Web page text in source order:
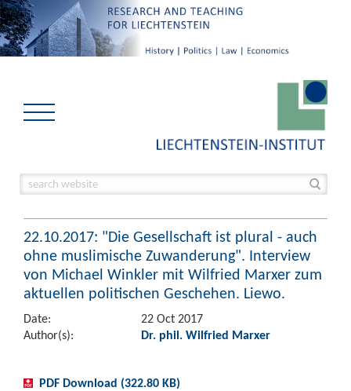
22.10.2017: "Die Gesellschaft ist plural - auch
ohne muslimische Zuwanderung". Interview
von Michael Winkler mit Wilfried Marxer zum
aktuellen politischen Geschehen. Liewo.
Date:
22 Oct 2017
Author(s):
Dr. phil. Wilfried Marxer
PDF Download (322.80 KB)